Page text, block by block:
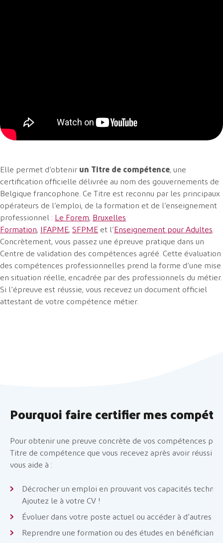
Elle permet d’obtenir un Titre de compétence, une
certification officielle délivrée au nom des gouvernements de
Belgique francophone. Ce Titre est reconnu par les principaux
opérateurs de l’emploi, de la formation et de l’enseignement
professionnel : Le Forem, Bruxelles
Formation, IFAPME, SFPME et l’ Enseignement pour Adultes.
Concrètement, vous passez une épreuve pratique dans un
Centre de validation des compétences agréé. Cette évaluation
des compétences professionnelles prend la forme d’une mise
en situation réelle, encadrée par des professionnels du métier.
Si l’épreuve est réussie, vous recevez un document officiel
attestant de votre compétence métier.
Pourquoi faire certifier mes
Pour obtenir une preuve concrète de vos compétences
Titre de compétence que vous recevez après avoir réussi
vous aide à :
Décrocher un emploi en prouvant vos capacités
Ajoutez le à votre CV !
Évoluer dans votre poste actuel ou accéder à d’autres
Reprendre une formation ou des études en bénéficiant